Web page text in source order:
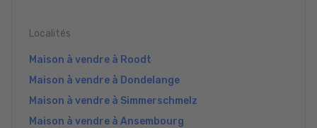
Localités
Maison à vendre à Roodt
Maison à vendre à Dondelange
Maison à vendre à Simmerschmelz
Maison à vendre à Ansembourg